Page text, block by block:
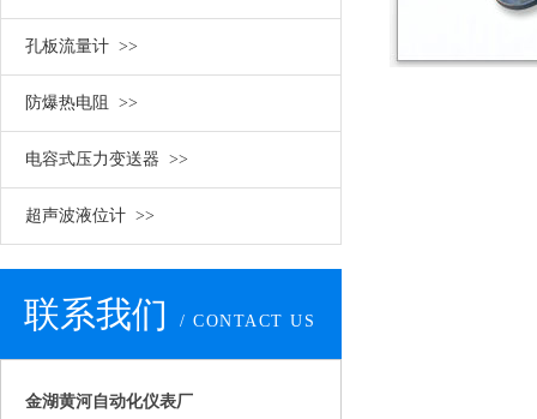
孔板流量计 >>
防爆热电阻 >>
电容式压力变送器 >>
超声波液位计 >>
联系我们 / CONTACT US
金湖黄河自动化仪表厂